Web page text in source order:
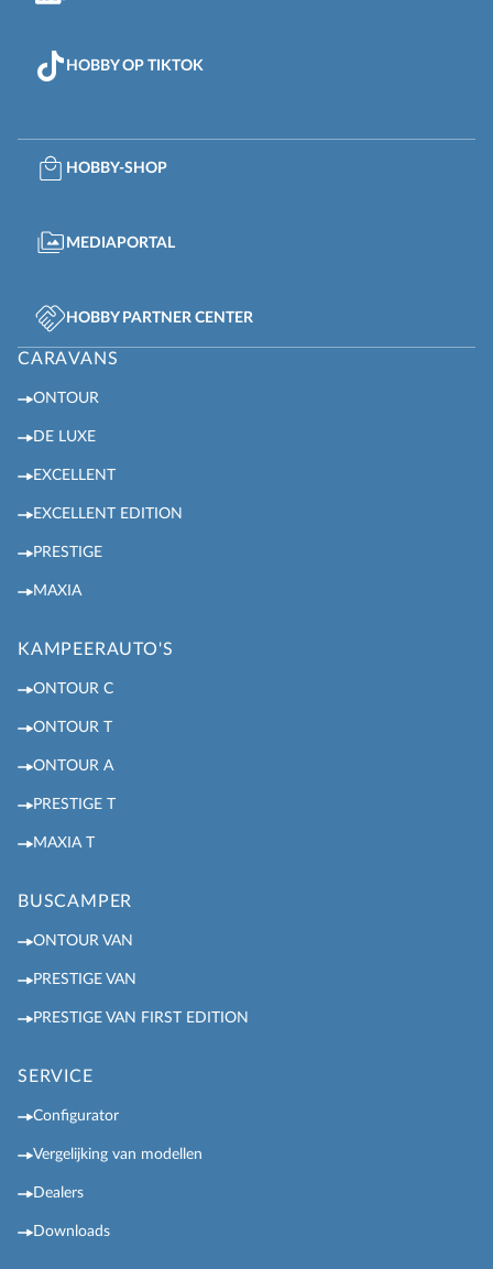
HOBBY OP TIKTOK
HOBBY-SHOP
MEDIAPORTAL
HOBBY PARTNER CENTER
CARAVANS
ONTOUR
DE LUXE
EXCELLENT
EXCELLENT EDITION
PRESTIGE
MAXIA
KAMPEERAUTO'S
ONTOUR C
ONTOUR T
ONTOUR A
PRESTIGE T
MAXIA T
BUSCAMPER
ONTOUR VAN
PRESTIGE VAN
PRESTIGE VAN FIRST EDITION
SERVICE
Configurator
Vergelijking van modellen
Dealers
Downloads